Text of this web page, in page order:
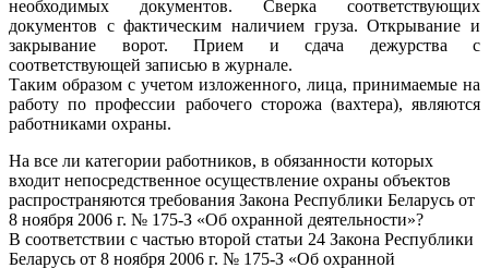
необходимых документов. Сверка соответствующих
документов с фактическим наличием груза. Открывание и
закрывание ворот. Прием и сдача дежурства с
соответствующей записью в журнале.
Таким образом с учетом изложенного, лица, принимаемые на
работу по профессии рабочего сторожа (вахтера), являются
работниками охраны.
На все ли категории работников, в обязанности которых
входит непосредственное осуществление охраны объектов
распространяются требования Закона Республики Беларусь от
8 ноября 2006 г. № 175-З «Об охранной деятельности»?
В соответствии с частью второй статьи 24 Закона Республики
Беларусь от 8 ноября 2006 г. № 175-З «Об охранной